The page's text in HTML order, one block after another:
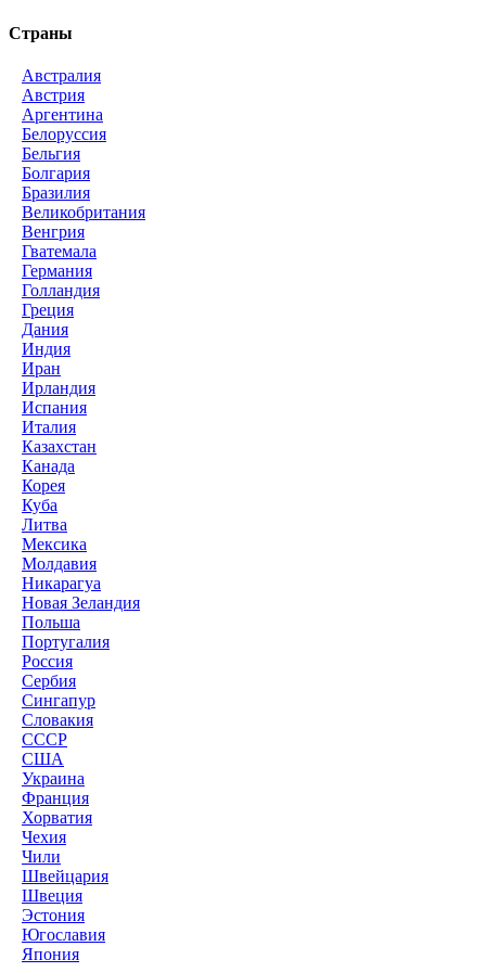
Страны
Австралия
Австрия
Аргентина
Белоруссия
Бельгия
Болгария
Бразилия
Великобритания
Венгрия
Гватемала
Германия
Голландия
Греция
Дания
Индия
Иран
Ирландия
Испания
Италия
Казахстан
Канада
Корея
Куба
Литва
Мексика
Молдавия
Никарагуа
Новая Зеландия
Польша
Португалия
Россия
Сербия
Сингапур
Словакия
СССР
США
Украина
Франция
Хорватия
Чехия
Чили
Швейцария
Швеция
Эстония
Югославия
Япония